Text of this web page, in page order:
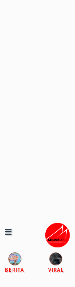
BERITA VIRAL